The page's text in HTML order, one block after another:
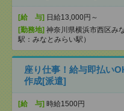
[給 与] 日給13,000円～
[勤務地] 神奈川県横浜市西区み
駅：みなとみらい駅）
座り仕事！給与即払い
作成[派遣]
[給 与] 時給1500円